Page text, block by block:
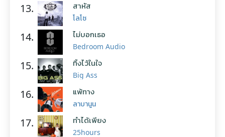
13. สาหัส
โลโซ
14. ไม่บอกเธอ
Bedroom Audio
15. ทิ้งไว้ในใจ
Big Ass
16. แพ้ทาง
ลาบานูน
17. ทำได้เพียง
25hours